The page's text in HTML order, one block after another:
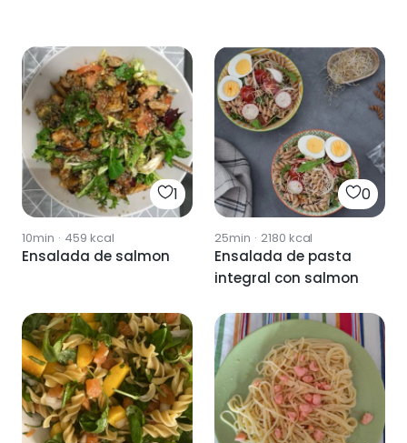
1
10min · 459 kcal
Ensalada de salmon
0
25min · 2180 kcal
Ensalada de pasta
integral con salmon